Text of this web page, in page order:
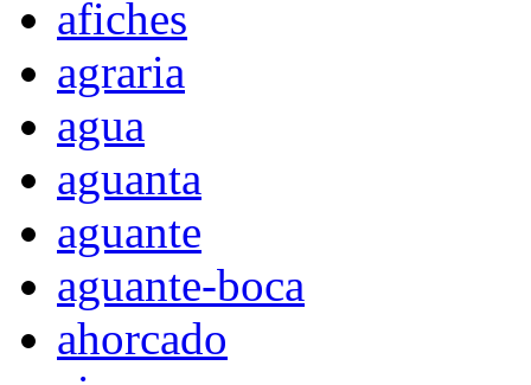
afiches
agraria
agua
aguanta
aguante
aguante-boca
ahorcado